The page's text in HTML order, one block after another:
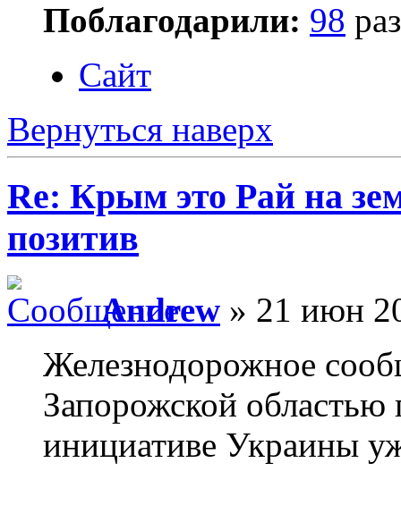
Поблагодарили: 98
Сайт
Вернуться наверх
Re: Крым это Рай на
позитив
Andrew » 21 июн
Железнодорожное
Запорожской
инициативе Украины